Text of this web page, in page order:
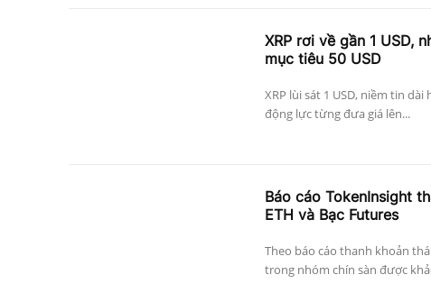
XRP rơi về gần 1 USD,
mục tiêu 50 USD
XRP lùi sát 1 USD, niềm tin
động lực từng đưa giá lên...
Báo cáo TokenInsight
ETH và Bạc Futures
Theo báo cáo thanh khoản
trong nhóm chín sàn được